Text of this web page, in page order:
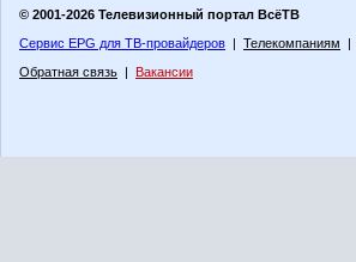
© 2001-2026 Телевизионный портал ВсёТВ
Сервис EPG для ТВ-провайдеров | Телекомпаниям |
Обратная связь | Вакансии